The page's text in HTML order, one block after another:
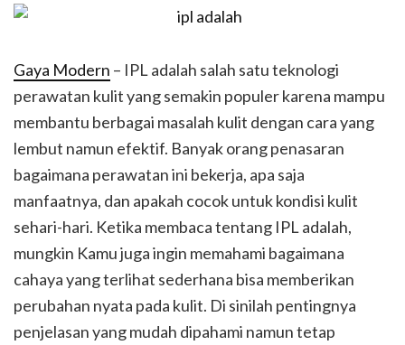
Gaya Modern – IPL adalah salah satu teknologi
perawatan kulit yang semakin populer karena mampu
membantu berbagai masalah kulit dengan cara yang
lembut namun efektif. Banyak orang penasaran
bagaimana perawatan ini bekerja, apa saja
manfaatnya, dan apakah cocok untuk kondisi kulit
sehari-hari. Ketika membaca tentang IPL adalah,
mungkin Kamu juga ingin memahami bagaimana
cahaya yang terlihat sederhana bisa memberikan
perubahan nyata pada kulit. Di sinilah pentingnya
penjelasan yang mudah dipahami namun tetap